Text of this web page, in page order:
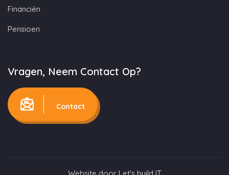
Financiën
Pensioen
Vragen, Neem Contact Op?
Contact